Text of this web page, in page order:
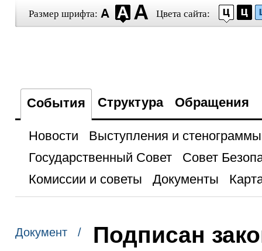
Размер шрифта: Цвета сайта:
События Структура Обращения
Новости
Выступления и стенограммы
Государственный Совет
Совет
Комиссии и советы
Документы
Документ /
Подписан